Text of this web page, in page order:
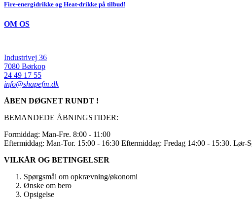
Fire-energidrikke og Heat-drikke på tilbud!
OM OS
Industrivej 36
7080 Børkop
24 49 17 55
info@shapefm.dk
ÅBEN DØGNET RUNDT !
BEMANDEDE ÅBNINGSTIDER:
Formiddag: Man-Fre. 8:00 - 11:00
Eftermiddag: Man-Tor. 15:00 - 16:30 Eftermiddag: Fredag 14:00 - 15:30. Lør-
VILKÅR OG BETINGELSER
Spørgsmål om opkrævning/økonomi
Ønske om bero
Opsigelse